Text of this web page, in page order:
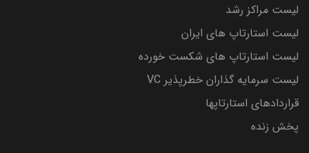
لیست مراکز رشد
لیست استارتاپ های ایران
لیست استارتاپ های شکست خورده
لیست سرمایه گذاران خطرپذیر VC
قراردادهای استارتاپها
پخش زنده